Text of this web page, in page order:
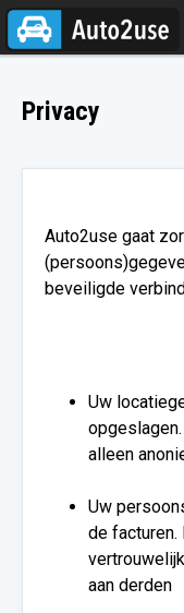
Privacy
Auto2use gaat
beveiligde
Uw
alleen
Uw
de facturen.
aan derden